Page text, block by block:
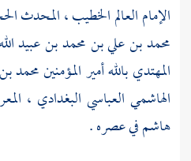
الإمام العالم الخطيب ، المحدث
محمد بن علي بن محمد بن عبيد
المهتدي بالله أمير المؤمنين
الهاشمي العباسي البغدادي ،
هاشمفي عصره .